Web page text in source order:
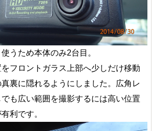
うため本体のみ2台目。
フロントガラス上部へ少しだけ移動
裏に隠れるようにしました。広角レ
も広い範囲を撮影するには高い位置
利です。